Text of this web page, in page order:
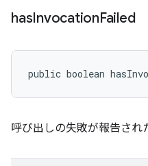
hasInvocationFailed
public boolean
呼び出しの失敗が報告され